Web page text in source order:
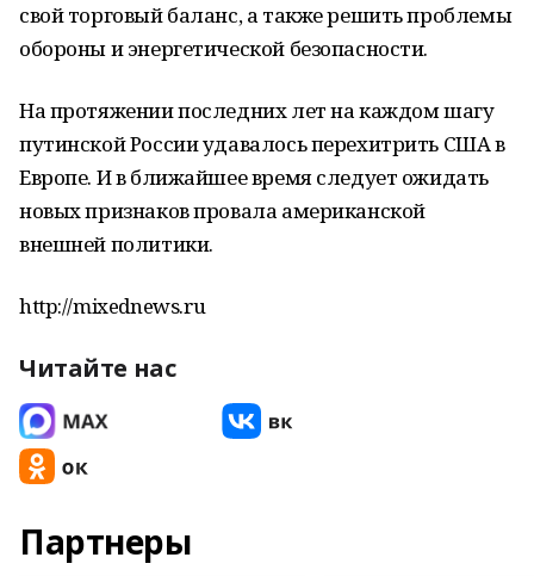
свой торговый баланс, а также решить проблемы
обороны и энергетической безопасности.
На протяжении последних лет на каждом шагу
путинской России удавалось перехитрить США в
Европе. И в ближайшее время следует ожидать
новых признаков провала американской
внешней политики.
http://mixednews.ru
Читайте нас
Партнеры